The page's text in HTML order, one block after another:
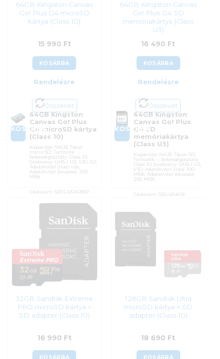
64GB Kingston Canvas
Go! Plus G4 microSD
kártya (Class 10)
15 990 Ft
KOSÁRBA
Rendelésre
Összevet
KOSÁRBA
64GB Kingston
Canvas Go! Plus
G4 microSD kártya
(Class 10)
Kapacitás: 64GB; Típus:
micro SD; Tartozék: -;
Sebességosztály: Class 10;
Szabvány: UHS-I U3, V30, A2;
Adatátvitel (írás): n/a;
Adatátvitel (olvasás): 200
MB/s
Cikkszám:SDCG4/64GBSP
Garanciaidő:60 hónap
ÁFA:27%
Azonosító:
15 990
64GB Kingston Canvas
Go! Plus G4 SD
memóriakártya (Class
U3)
16 490 Ft
KOSÁRBA
Rendelésre
Összevet
KOSÁRBA
64GB Kingston
Canvas Go! Plus
G4 SD
memóriakártya
(Class U3)
Kapacitás: 64GB; Típus: SD;
Tartozék: -; Sebességosztály:
Class 10; Szabvány: UHS-I U3,
V30; Adatátvitel (írás): 100
MB/s; Adatátvitel (olvasás):
200 MB/s
Cikkszám: SDG4/64GB
Gyártó:Kingston
Garanciaidő:
ÁFA:27%
Azonosító:
16 490
32GB Sandisk Extreme
PRO microSD kártya +
SD adapter (Class 10)
16 990 Ft
KOSÁRBA
128GB Sandisk Ultra
microSD kártya + SD
adapter (Class 10)
18 690 Ft
KOSÁRBA